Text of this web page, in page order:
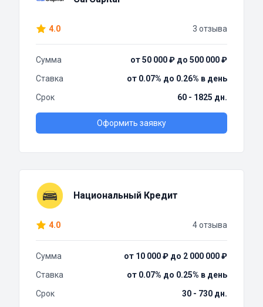
4.0 3 отзыва
Сумма
от 50 000 ₽ до 500 000 ₽
Ставка
от 0.07% до 0.26% в день
Срок
60 - 1825 дн.
Оформить заявку
Национальный Кредит
4.0 4 отзыва
Сумма
от 10 000 ₽ до 2 000 000 ₽
Ставка
от 0.07% до 0.25% в день
Срок
30 - 730 дн.